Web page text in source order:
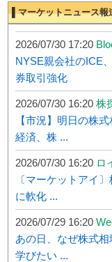
▌マーケットニュース報
2026/07/30 17:20
NYSE親会社のICE
券取引強化
2026/07/30 16:20 株
【市況】明日の株
経済、株 ...
2026/07/30 16:20 ロ
〔マーケットアイ
に軟化 ...
2026/07/29 16:20
あの日、なぜ株式
学びたい ...